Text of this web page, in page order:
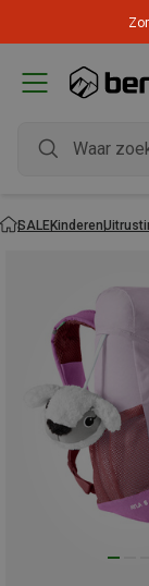
SALEKinderen